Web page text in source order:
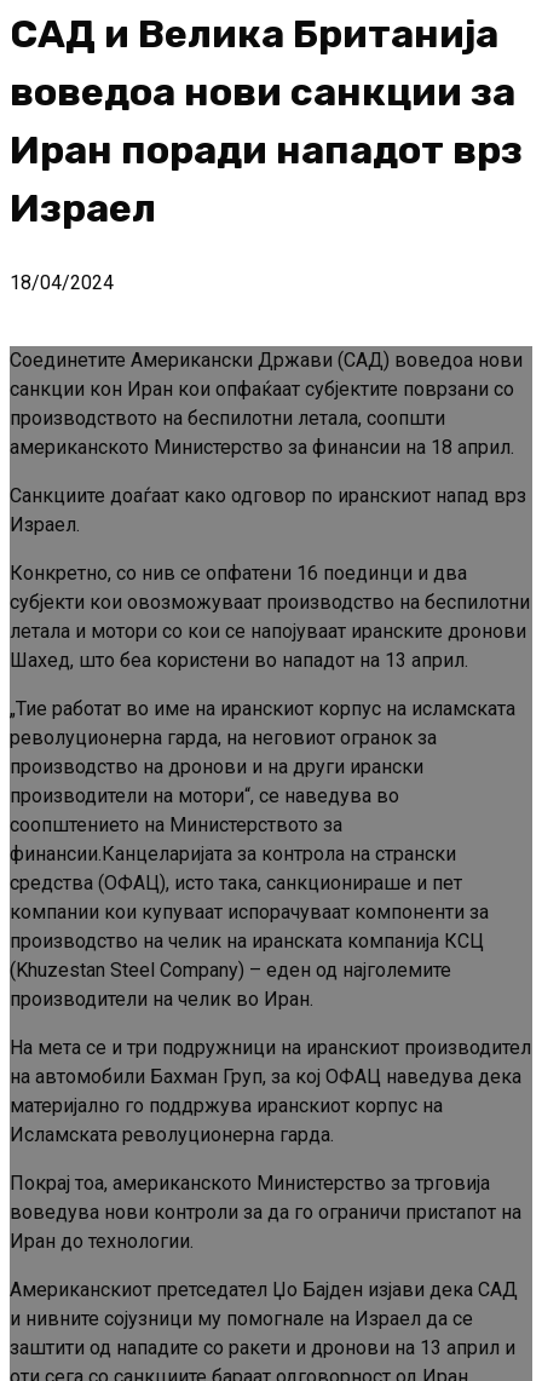
САД и Велика Британија
воведоа нови санкции за
Иран поради нападот врз
Израел
18/04/2024
Соединетите Американски Држави (САД) воведоа нови
санкции кон Иран кои опфаќаат субјектите поврзани со
производството на беспилотни летала, соопшти
американското Министерство за финансии на 18 април.
Санкциите доаѓаат како одговор по иранскиот напад врз
Израел.
Конкретно, со нив се опфатени 16 поединци и два
субјекти кои овозможуваат производство на беспилотни
летала и мотори со кои се напојуваат иранските дронови
Шахед, што беа користени во нападот на 13 април.
„Тие работат во име на иранскиот корпус на исламската
револуционерна гарда, на неговиот огранок за
производство на дронови и на други ирански
производители на мотори“, се наведува во
соопштението на Министерството за
финансии.Канцеларијата за контрола на странски
средства (ОФАЦ), исто така, санкционираше и пет
компании кои купуваат испорачуваат компоненти за
производство на челик на иранската компанија КСЦ
(Khuzestan Steel Company) – еден од најголемите
производители на челик во Иран.
На мета се и три подружници на иранскиот производител
на автомобили Бахман Груп, за кој ОФАЦ наведува дека
материјално го поддржува иранскиот корпус на
Исламската револуционерна гарда.
Покрај тоа, американското Министерство за трговија
воведува нови контроли за да го ограничи пристапот на
Иран до технологии.
Американскиот претседател Џо Бајден изјави дека САД
и нивните сојузници му помогнале на Израел да се
заштити од нападите со ракети и дронови на 13 април и